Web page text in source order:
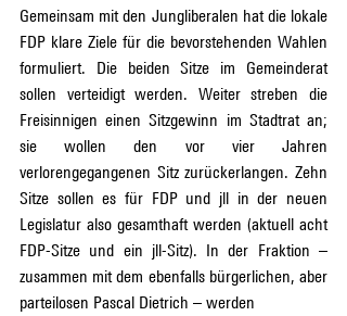
Gemeinsam mit den Jungliberalen hat die lokale
FDP klare Ziele für die bevorstehenden Wahlen
formuliert. Die beiden Sitze im Gemeinderat
sollen verteidigt werden. Weiter streben die
Freisinnigen einen Sitzgewinn im Stadtrat an;
sie wollen den vor vier Jahren
verlorengegangenen Sitz zurückerlangen. Zehn
Sitze sollen es für FDP und jll in der neuen
Legislatur also gesamthaft werden (aktuell acht
FDP-Sitze und ein jll-Sitz). In der Fraktion –
zusammen mit dem ebenfalls bürgerlichen, aber
parteilosen Pascal Dietrich – werden